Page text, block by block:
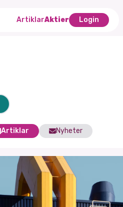
ArtiklarAktier Login
Artiklar Nyheter